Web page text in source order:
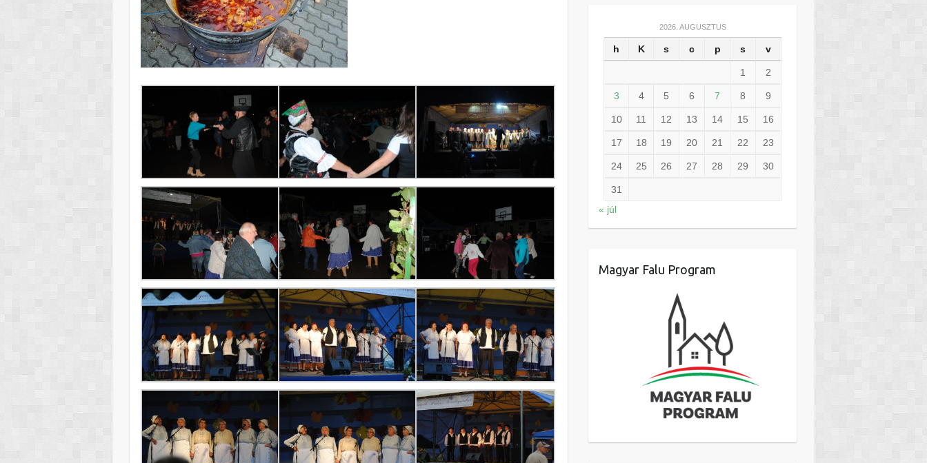
2026. AUGUSZTUS
h K s c p s v
1 2
3 4 5 6 7 8 9
10 11 12 13 14 15 16
17 18 19 20 21 22 23
24 25 26 27 28 29 30
31
« júl
Magyar Falu Program